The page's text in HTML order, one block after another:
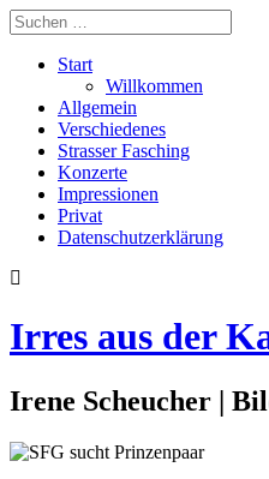
Start
Willkommen
Allgemein
Verschiedenes
Strasser Fasching
Konzerte
Impressionen
Privat
Datenschutzerklärung
Irres aus der
Irene Scheucher |